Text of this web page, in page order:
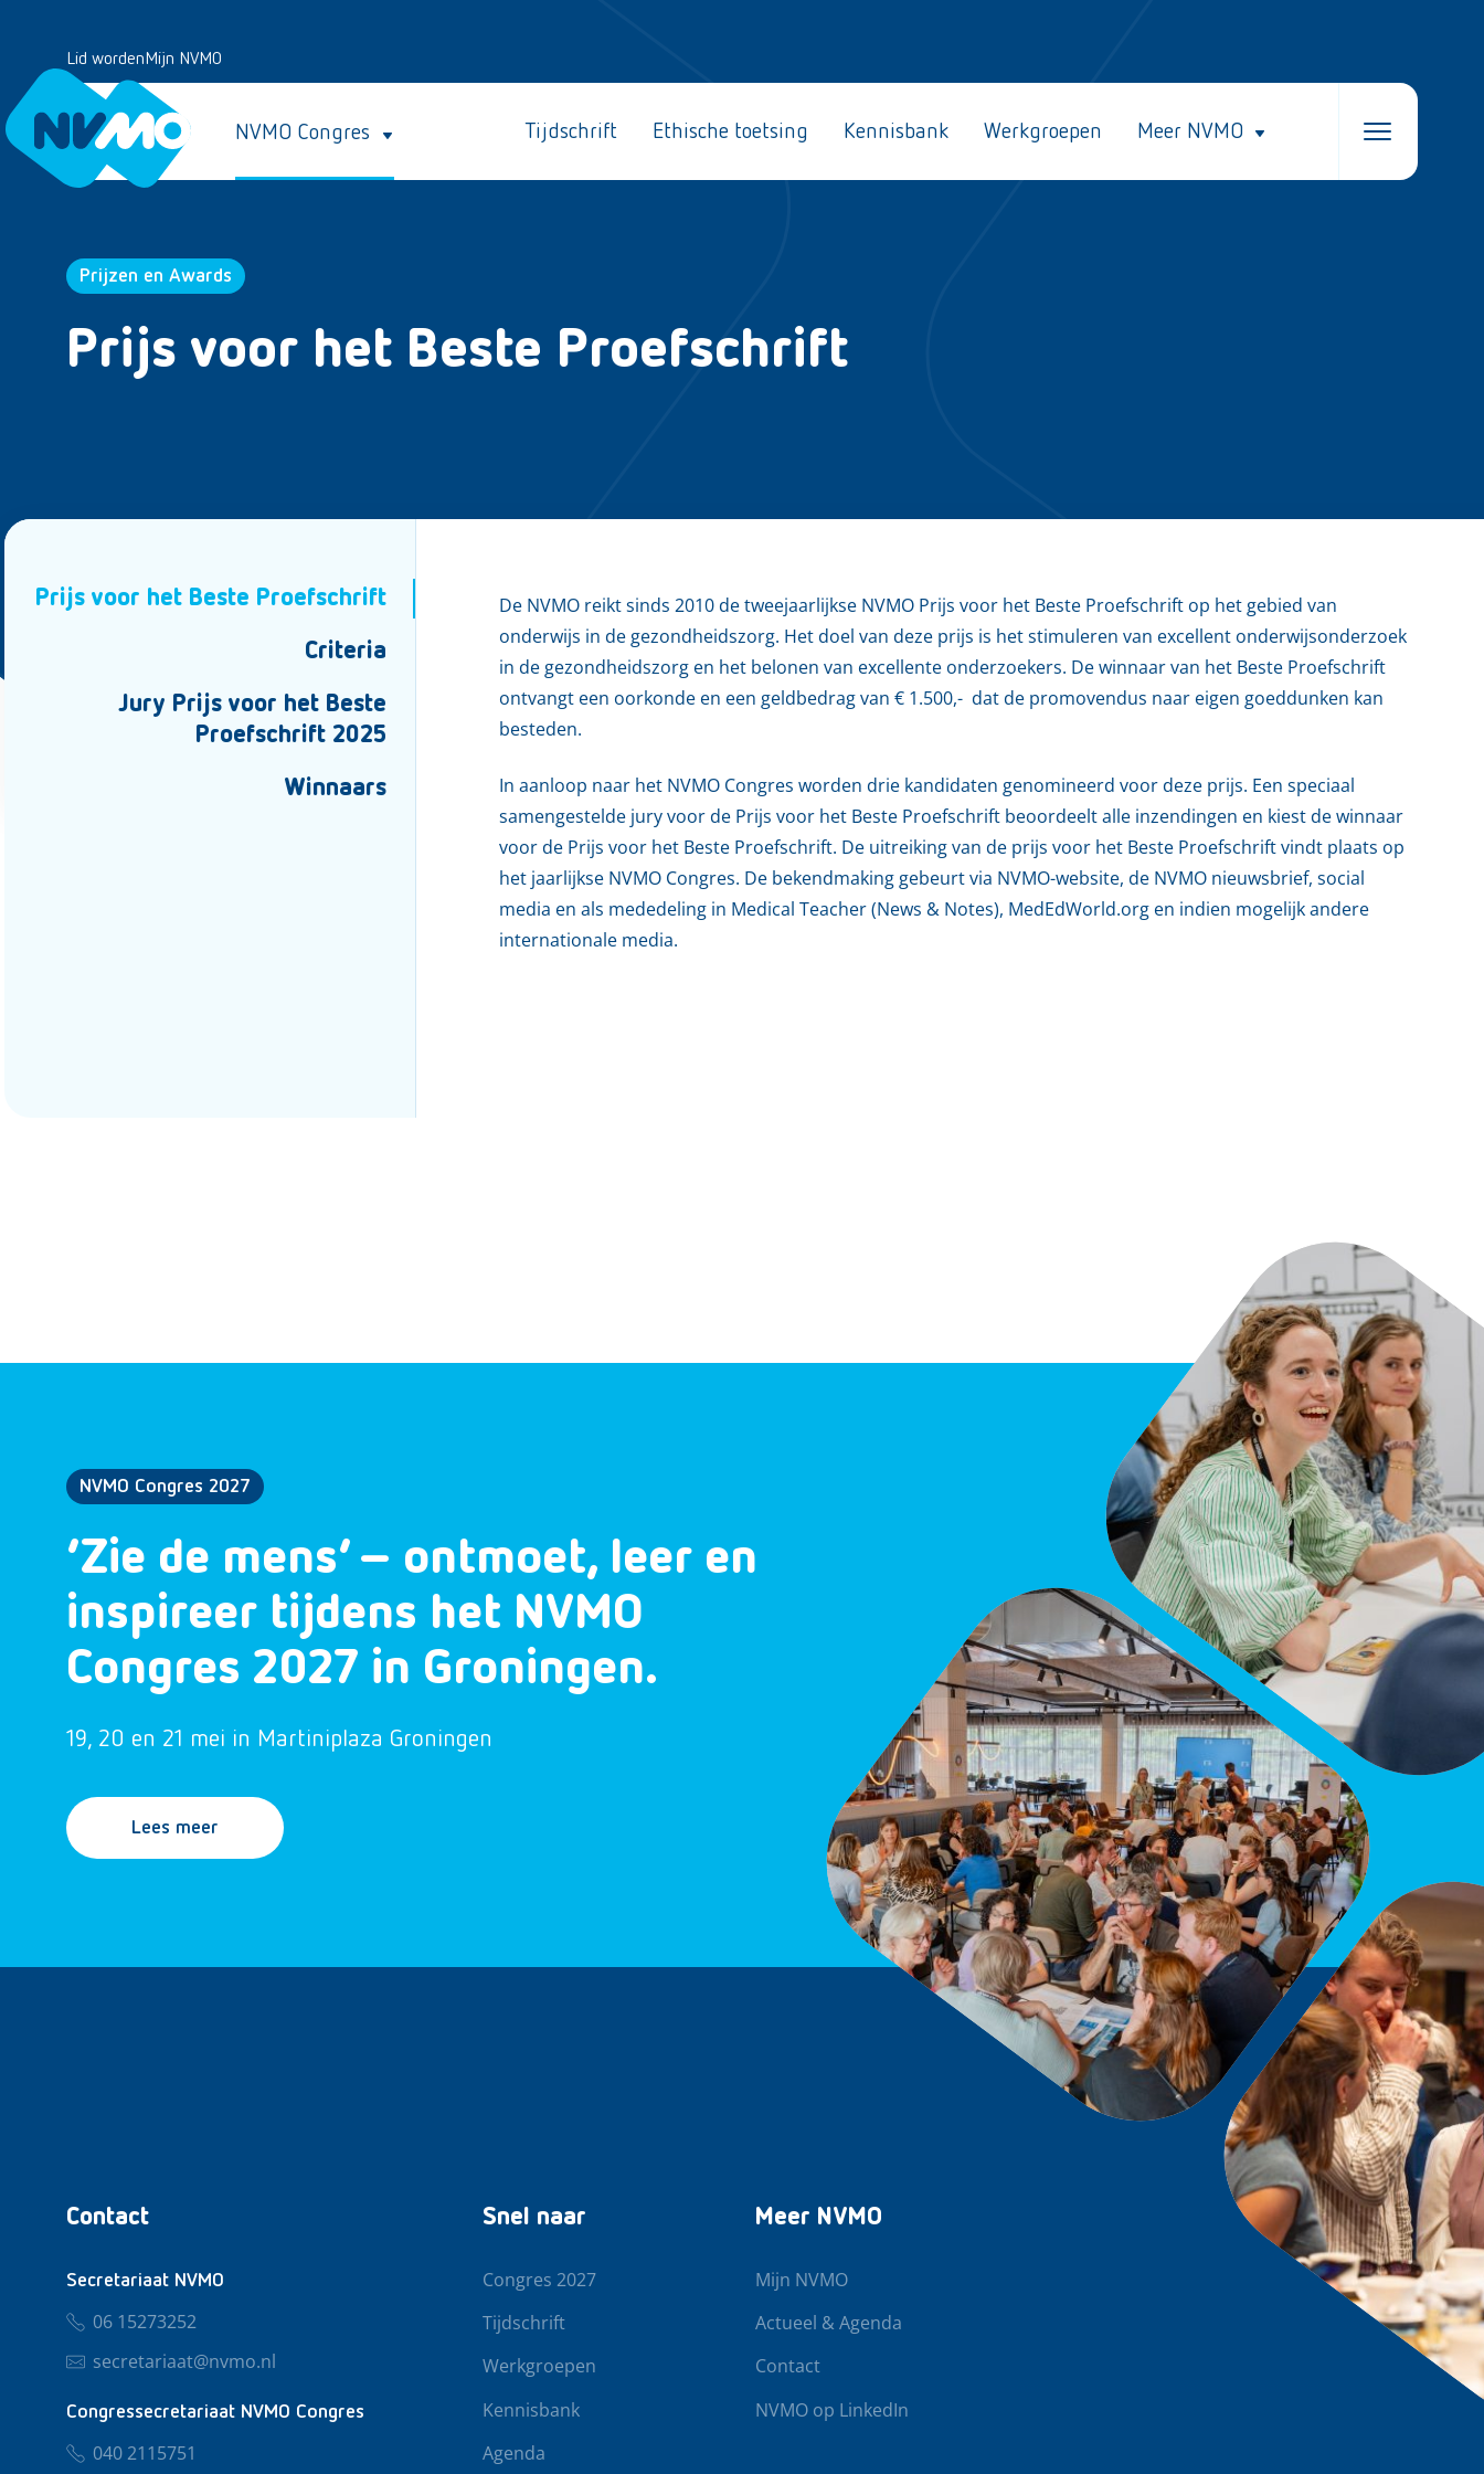
Lid wordenMijn NVMO
NVMO Congres Tijdschrift Ethische toetsing Kennisbank Werkgroepen Meer NVMO
Prijzen en Awards
Prijs voor het Beste Proefschrift
Prijs voor het Beste Proefschrift
Criteria
Jury Prijs voor het Beste
Proefschrift 2025
Winnaars
De NVMO reikt sinds 2010 de tweejaarlijkse NVMO Prijs voor het Beste Proefschrift op het gebied van
onderwijs in de gezondheidszorg. Het doel van deze prijs is het stimuleren van excellent onderwijsonderzoek
in de gezondheidszorg en het belonen van excellente onderzoekers. De winnaar van het Beste Proefschrift
ontvangt een oorkonde en een geldbedrag van € 1.500,- dat de promovendus naar eigen goeddunken kan
besteden.
In aanloop naar het NVMO Congres worden drie kandidaten genomineerd voor deze prijs. Een speciaal
samengestelde jury voor de Prijs voor het Beste Proefschrift beoordeelt alle inzendingen en kiest de winnaar
voor de Prijs voor het Beste Proefschrift. De uitreiking van de prijs voor het Beste Proefschrift vindt plaats op
het jaarlijkse NVMO Congres. De bekendmaking gebeurt via NVMO-website, de NVMO nieuwsbrief, social
media en als mededeling in Medical Teacher (News & Notes), MedEdWorld.org en indien mogelijk andere
internationale media.
NVMO Congres 2027
‘Zie de mens’ – ontmoet, leer en
inspireer tijdens het NVMO
Congres 2027 in Groningen.
19, 20 en 21 mei in Martiniplaza Groningen
Lees meer
Contact
Secretariaat NVMO
06 15273252
secretariaat@nvmo.nl
Congressecretariaat NVMO Congres
040 2115751
Snel naar
Congres 2027
Tijdschrift
Werkgroepen
Kennisbank
Agenda
Meer NVMO
Mijn NVMO
Actueel & Agenda
Contact
NVMO op LinkedIn